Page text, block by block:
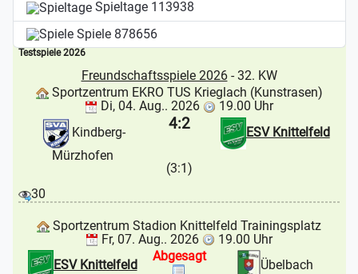
Spieltage 113938
Spiele 878656
Testspiele 2026
Freundschaftsspiele 2026- 32. KW
Sportzentrum EKRO TUS Krieglach (Kunstrasen)
Di, 04. Aug.. 2026
19.00 Uhr
Kindberg-
Mürzhofen
ESV Knittelfeld
4:2
(3:1)
30
Sportzentrum Stadion Knittelfeld Trainingsplatz
Fr, 07. Aug.. 2026
19.00 Uhr
ESV Knittelfeld
Übelbach
Abgesagt